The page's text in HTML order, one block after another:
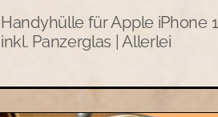
Handyhülle für Apple iPhone
inkl. Panzerglas | Allerlei